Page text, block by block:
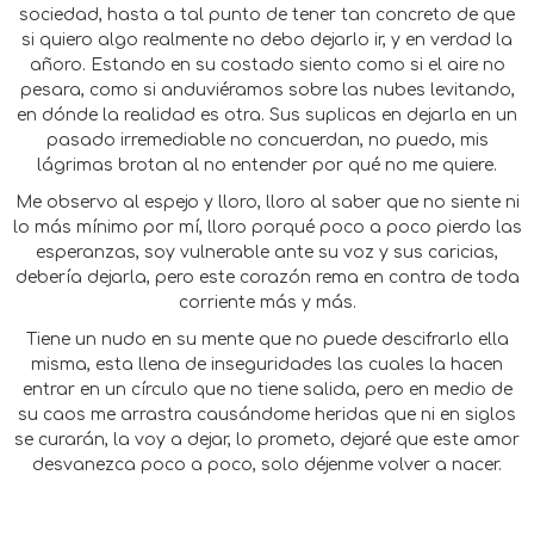
sociedad, hasta a tal punto de tener tan concreto de que
si quiero algo realmente no debo dejarlo ir, y en verdad la
añoro. Estando en su costado siento como si el aire no
pesara, como si anduviéramos sobre las nubes levitando,
en dónde la realidad es otra. Sus suplicas en dejarla en un
pasado irremediable no concuerdan, no puedo, mis
lágrimas brotan al no entender por qué no me quiere.
Me observo al espejo y lloro, lloro al saber que no siente ni
lo más mínimo por mí, lloro porqué poco a poco pierdo las
esperanzas, soy vulnerable ante su voz y sus caricias,
debería dejarla, pero este corazón rema en contra de toda
corriente más y más.
Tiene un nudo en su mente que no puede descifrarlo ella
misma, esta llena de inseguridades las cuales la hacen
entrar en un círculo que no tiene salida, pero en medio de
su caos me arrastra causándome heridas que ni en siglos
se curarán, la voy a dejar, lo prometo, dejaré que este amor
desvanezca poco a poco, solo déjenme volver a nacer.